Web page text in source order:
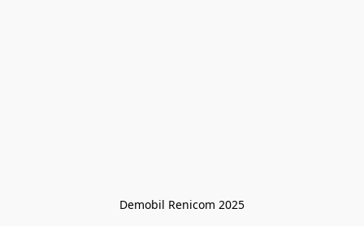
Demobil Renicom 2025